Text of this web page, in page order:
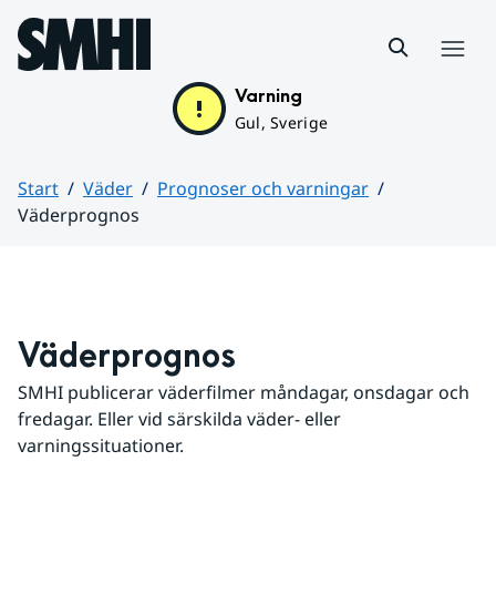
Hoppa till sidans innehåll
Varning
Gul, Sverige
Start Väder
Prognoser och varningar
Väderprognos
Väderprognos
SMHI publicerar väderfilmer måndagar, onsdagar och
fredagar. Eller vid särskilda väder- eller
varningssituationer.